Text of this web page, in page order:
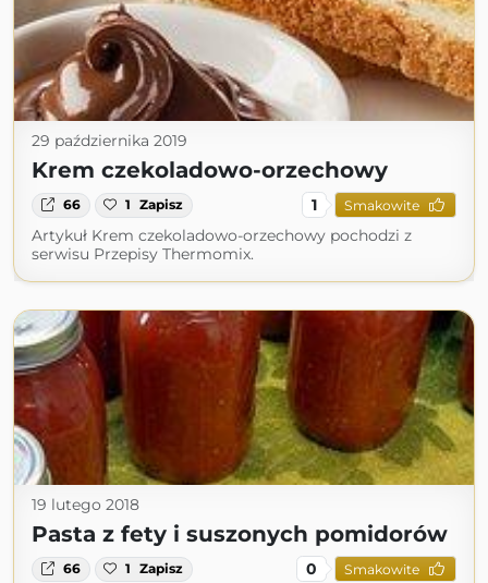
29 października 2019
Krem czekoladowo-orzechowy
66 1 Zapisz 1 Smakowite
Artykuł Krem czekoladowo-orzechowy pochodzi z
serwisu Przepisy Thermomix.
19 lutego 2018
Pasta z fety i suszonych pomidorów
66 1 Zapisz 0 Smakowite